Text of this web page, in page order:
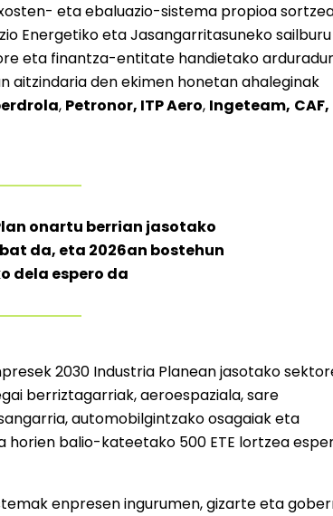
eta ebaluazio-sistema propioa
Energetiko eta Jasangarritasuneko sailburu
eta finantza-entitate handietako
aitzindaria den ekimen honetan ahaleginak
, Petronor, ITP Aero, Ingeteam, CAF,
onartu berrian jasotako
da, eta 2026an bostehun
dela espero da
2030 Industria Planean jasotako
berriztagarriak, aeroespaziala, sare
automobilgintzako osagaiak eta
horien balio-kateetako 500 ETE lortzea
enpresen ingurumen, gizarte eta